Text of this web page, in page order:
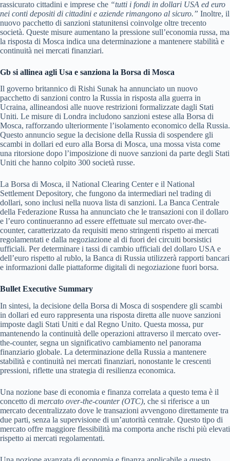
rassicurato cittadini e imprese che “tutti i fondi in dollari USA ed euro
nei conti depositi di cittadini e aziende rimangono al sicuro.” Inoltre, il
nuovo pacchetto di sanzioni statunitensi coinvolge oltre trecento
società. Queste misure aumentano la pressione sull’economia russa, ma
la risposta di Mosca indica una determinazione a mantenere stabilità e
continuità nei mercati finanziari.
Gb si allinea agli Usa e sanziona la Borsa di Mosca
Il governo britannico di Rishi Sunak ha annunciato un nuovo
pacchetto di sanzioni contro la Russia in risposta alla guerra in
Ucraina, allineandosi alle nuove restrizioni formalizzate dagli Stati
Uniti. Le misure di Londra includono sanzioni estese alla Borsa di
Mosca, rafforzando ulteriormente l’isolamento economico della Russia.
Questo annuncio segue la decisione della Russia di sospendere gli
scambi in dollari ed euro alla Borsa di Mosca, una mossa vista come
una ritorsione dopo l’imposizione di nuove sanzioni da parte degli Stati
Uniti che hanno colpito 300 società russe.
La Borsa di Mosca, il National Clearing Center e il National
Settlement Depository, che fungono da intermediari nel trading di
dollari, sono inclusi nella nuova lista di sanzioni. La Banca Centrale
della Federazione Russa ha annunciato che le transazioni con il dollaro
e l’euro continueranno ad essere effettuate sul mercato over-the-
counter, caratterizzato da requisiti meno stringenti rispetto ai mercati
regolamentati e dalla negoziazione al di fuori dei circuiti borsistici
ufficiali. Per determinare i tassi di cambio ufficiali del dollaro USA e
dell’euro rispetto al rublo, la Banca di Russia utilizzerà rapporti bancari
e informazioni dalle piattaforme digitali di negoziazione fuori borsa.
Bullet Executive Summary
In sintesi, la decisione della Borsa di Mosca di sospendere gli scambi
in dollari ed euro rappresenta una risposta diretta alle nuove sanzioni
imposte dagli Stati Uniti e dal Regno Unito. Questa mossa, pur
mantenendo la continuità delle operazioni attraverso il mercato over-
the-counter, segna un significativo cambiamento nel panorama
finanziario globale. La determinazione della Russia a mantenere
stabilità e continuità nei mercati finanziari, nonostante le crescenti
pressioni, riflette una strategia di resilienza economica.
Una nozione base di economia e finanza correlata a questo tema è il
concetto di mercato over-the-counter (OTC), che si riferisce a un
mercato decentralizzato dove le transazioni avvengono direttamente tra
due parti, senza la supervisione di un’autorità centrale. Questo tipo di
mercato offre maggiore flessibilità ma comporta anche rischi più elevati
rispetto ai mercati regolamentati.